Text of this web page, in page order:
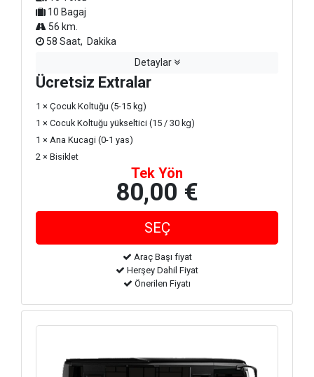
10 Bagaj
56 km.
58 Saat, Dakika
Detaylar
Ücretsiz Extralar
1 × Çocuk Koltuğu (5-15 kg)
1 × Cocuk Koltuğu yükseltici (15 / 30 kg)
1 × Ana Kucagi (0-1 yas)
2 × Bisiklet
Tek Yön
80,00 €
Araç Başı fiyat
Herşey Dahil Fiyat
Önerilen Fiyatı